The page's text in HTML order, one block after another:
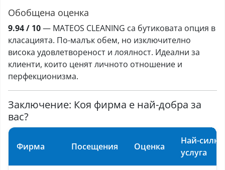
Обобщена оценка
9.94 / 10— MATEOS CLEANING са бутиковата опция в
класацията. По-малък обем, но изключително
висока удовлетвореност и лоялност. Идеални за
клиенти, които ценят личното отношение и
перфекционизма.
Заключение: Коя фирма е най-добра за
вас?
Фирма Посещения Оценка
Най-силна
услуга